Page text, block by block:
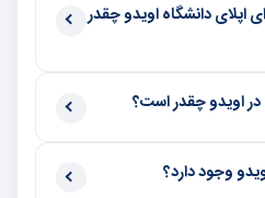
اپلای دانشگاه اویدو چقدر
اویدو چقدر است؟
وجود دارد؟